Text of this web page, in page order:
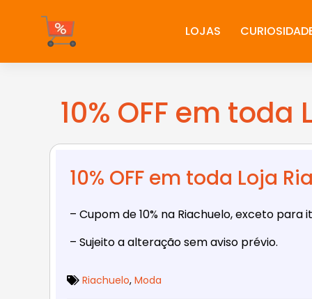
LOJAS
10% OFF em
10% OFF em toda Loja
– Cupom de10% na Riachuelo, exceto para
– Sujeito a alteração sem aviso prévio.
Riachuelo, Moda